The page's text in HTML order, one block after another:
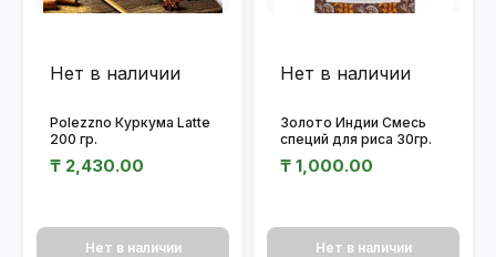
Нет в наличии
Polezzno Куркума Latte
200 гр.
₸ 2,430.00
Нет в наличии
Нет в наличии
Золото Индии Смесь
специй для риса 30гр.
₸ 1,000.00
Нет в наличии